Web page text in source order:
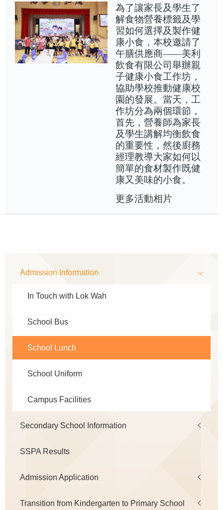
為了讓家長及學生了
解食物營養標籤及學
習如何選擇及製作健
康小食，本校邀請了
午膳供應商——美利
飲食有限公司舉辦親
子健康小食工作坊，
協助學校推動健康校
園的發展。當天，工
作坊分為兩個環節，
首先，營養師為家長
及學生講解均衡飲食
的重要性，然後廚務
經理教導大家如何以
簡單的食材製作既健
康又美味的小食。
更多活動相片
navigation
Admission Information
In Touch with Lok Wah
School Bus
School Lunch
School Uniform
Campus Facilities
Secondary School Information
SSPA Results
Admission Application
Transition from Kindergarten to Primary School